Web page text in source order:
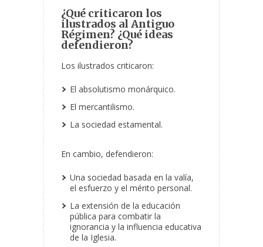
¿Qué criticaron los
ilustrados al Antiguo
Régimen? ¿Qué ideas
defendieron?
Los ilustrados criticaron:
El absolutismo monárquico.
El mercantilismo.
La sociedad estamental.
En cambio, defendieron:
Una sociedad basada en la valía,
el esfuerzo y el mérito personal.
La extensión de la educación
pública para combatir la
ignorancia y la influencia educativa
de la Iglesia.